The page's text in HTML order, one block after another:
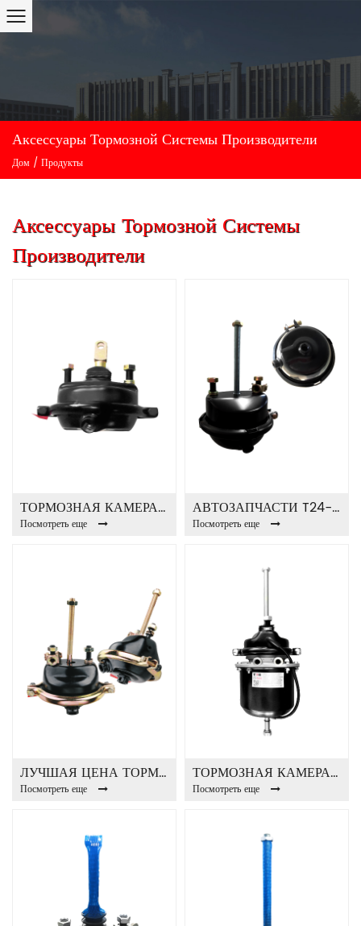
Аксессуары Тормозной Системы Производители
Дом / Продукты
Аксессуары Тормозной Системы
Производители
ТОРМОЗНАЯ КАМЕРА DISH STR T30
Посмотреть еще
АВТОЗАПЧАСТИ T24-E ТОРМОЗНАЯ КАМЕРА
Посмотреть еще
ЛУЧШАЯ ЦЕНА ТОРМОЗНАЯ КАМЕРА T9E
Посмотреть еще
ТОРМОЗНАЯ КАМЕРА T20 / 24DP
Посмотреть еще